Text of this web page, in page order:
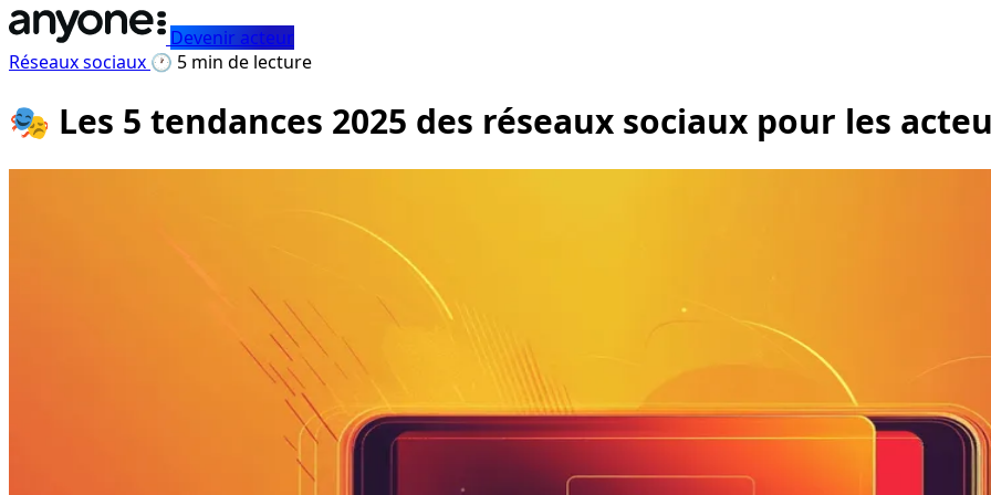
Devenir acteur
Réseaux sociaux 🕐 5 min de lecture
🎭 Les 5 tendances 2025 des réseaux sociaux pour les